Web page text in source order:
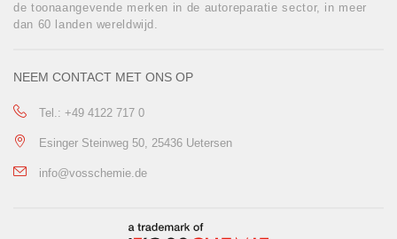
de toonaangevende merken in de autoreparatie sector, in meer
dan 60 landen wereldwijd.
NEEM CONTACT MET ONS OP
Tel.: +49 4122 717 0
Esinger Steinweg 50, 25436 Uetersen
info@vosschemie.de